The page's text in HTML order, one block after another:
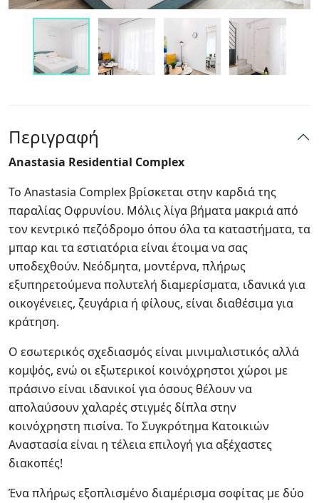
Περιγραφή
Anastasia Residential Complex
Το Anastasia Complex βρίσκεται στην καρδιά της
παραλίας Οφρυνίου. Μόλις λίγα βήματα μακριά από
τον κεντρικό πεζόδρομο όπου όλα τα καταστήματα, τα
μπαρ και τα εστιατόρια είναι έτοιμα να σας
υποδεχθούν. Νεόδμητα, μοντέρνα, πλήρως
εξυπηρετούμενα πολυτελή διαμερίσματα, ιδανικά για
οικογένειες, ζευγάρια ή φίλους, είναι διαθέσιμα για
κράτηση.
Ο εσωτερικός σχεδιασμός είναι μινιμαλιστικός αλλά
κομψός, ενώ οι εξωτερικοί κοινόχρηστοι χώροι με
πράσινο είναι ιδανικοί για όσους θέλουν να
απολαύσουν χαλαρές στιγμές δίπλα στην
κοινόχρηστη πισίνα. Το Συγκρότημα Κατοικιών
Αναστασία είναι η τέλεια επιλογή για αξέχαστες
διακοπές!
Ένα πλήρως εξοπλισμένο διαμέρισμα σοφίτας με δύο